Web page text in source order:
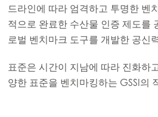
드라인에 따라 엄격하고 투명한 벤
적으로 완료한 수산물 인증 제도를
로벌 벤치마크 도구를 개발한 공신
표준은 시간이 지남에 따라 진화하
양한 표준을 벤치마킹하는 GSSI의